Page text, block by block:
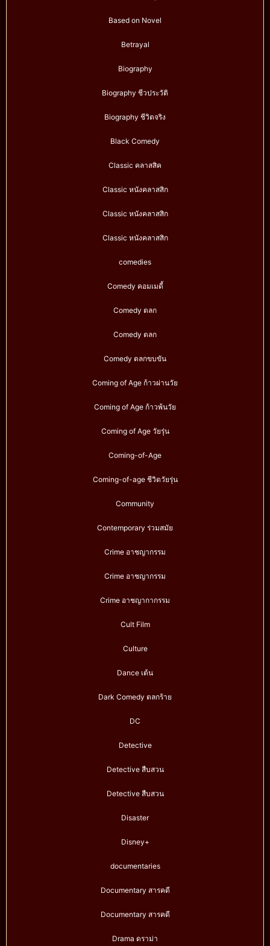
Based on Novel
Betrayal
Biography
Biography ชีวประวัติ
Biography ชีวิตจริง
Black Comedy
Classic คลาสสิค
Classic หนังคลาสสิก
Classic หนังคลาสสิก
Classic หนังคลาสสิก
comedies
Comedy คอมเมดี้
Comedy ตลก
Comedy ตลก
Comedy ตลกขบขัน
Coming of Age ก้าวผ่านวัย
Coming of Age ก้าวพ้นวัย
Coming of Age วัยรุ่น
Coming-of-Age
Coming-of-age ชีวิตวัยรุ่น
Community
Contemporary ร่วมสมัย
Crime อาชญากรรม
Crime อาชญากรรม
Crime อาชญากากรรม
Cult Film
Culture
Dance เต้น
Dark Comedy ตลกร้าย
DC
Detective
Detective สืบสวน
Detective สืบสวน
Disaster
Disney+
documentaries
Documentary สารคดี
Documentary สารคดี
Drama ดราม่า